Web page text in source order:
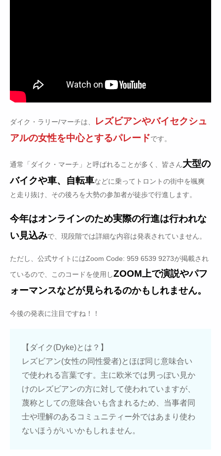
ダイク・ラリー/マーチは、
レズビアンやバイセクシュ
アルの女性を中心とするパレードです。
通常「ダイク・マーチ」と呼ばれることが多く、皆さん大型の
バイクや車、自転車などに乗ってトロントの街中を颯爽
と走り抜け、その後ろを大勢の参加者が徒歩で行進します。
今年はオンラインのため実際の行進は行われな
い見込みで、現段階では詳細な内容は発表されていません。
ただし、公式サイトにはZoom Code: 959 6539 9273が掲載され
ているので、このコードを使用しZOOM上で演説やパフ
ォーマンスなどが見られるのかもしれません。
今後の発表に注目ですね！！
【ダイク(Dyke)とは？】
レズビアン(女性の同性愛者)とほぼ同じ意味合い
で使われる言葉です。主に欧米では男っぽい見か
けのレズビアンの方に対して使われていますが、
蔑称としての意味合いも含まれるため、当事者同
士や理解のあるコミュニティー外ではあまり使わ
ないほうがいいかもしれません。